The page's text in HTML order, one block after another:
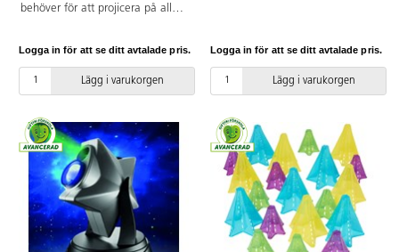
behöver för att projicera på alla
tripodstativ, förlängare, hållare
för surfplattor, strömkablar, en
fjärrkontroll, en klämma för att
otänkbara platser, en
vattenavvisande väska för att
förvara och skydda projektorn
med tillbehör samt en 50 tum
projektorduk som går att både
fästa i tak, hänga på vägg eller
ställa på marken.
Logga in för att se ditt avtalade pris.
Lägg i varukorgen
ljusdioder.
Logga in för att se ditt avtalade pris.
Lägg i varukorgen